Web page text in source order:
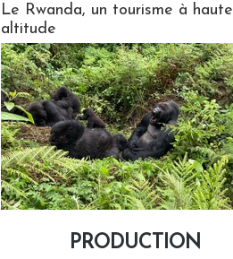
Le Rwanda, un tourisme à haute
altitude
PRODUCTION